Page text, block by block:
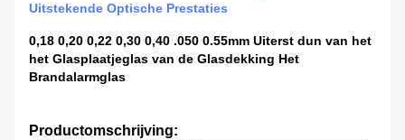
Uitstekende Optische Prestaties
0,18 0,20 0,22 0,30 0,40 .050 0.55mm Uiterst dun van het
het Glasplaatjeglas van de Glasdekking Het
Brandalarmglas
Productomschrijving: